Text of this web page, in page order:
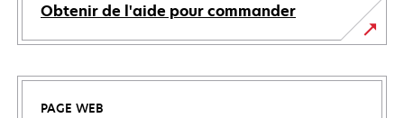
Obtenir de l'aide pour commander
PAGE WEB